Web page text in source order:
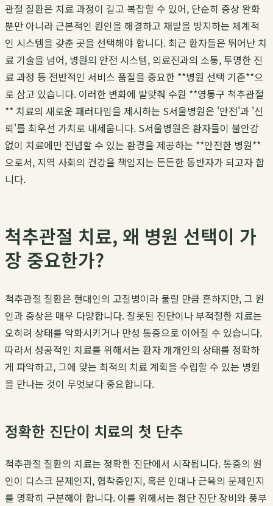
관절 질환은 치료 과정이 길고 복잡할 수 있어, 단순히 증상 완화
뿐만 아니라 근본적인 원인을 해결하고 재발을 방지하는 체계적
인 시스템을 갖춘 곳을 선택해야 합니다. 최근 환자들은 뛰어난 치
료 기술을 넘어, 병원의 안전 시스템, 의료진과의 소통, 투명한 진
료 과정 등 전반적인 서비스 품질을 중요한 **병원 선택 기준**으
로 삼고 있습니다. 이러한 변화에 발맞춰 수원 **영통구 척추관절
** 치료의 새로운 패러다임을 제시하는 S서울병원은 '안전'과 '신
뢰'를 최우선 가치로 내세웁니다. S서울병원은 환자들이 불안감
없이 치료에만 전념할 수 있는 환경을 제공하는 **안전한 병원**
으로서, 지역 사회의 건강을 책임지는 든든한 동반자가 되고자 합
니다.
척추관절 치료, 왜 병원 선택이 가
장 중요한가?
척추관절 질환은 현대인의 고질병이라 불릴 만큼 흔하지만, 그 원
인과 증상은 매우 다양합니다. 잘못된 진단이나 부적절한 치료는
오히려 상태를 악화시키거나 만성 통증으로 이어질 수 있습니다.
따라서 성공적인 치료를 위해서는 환자 개개인의 상태를 정확하
게 파악하고, 그에 맞는 최적의 치료 계획을 수립할 수 있는 병원
을 만나는 것이 무엇보다 중요합니다.
정확한 진단이 치료의 첫 단추
척추관절 질환의 치료는 정확한 진단에서 시작됩니다. 통증의 원
인이 디스크 문제인지, 협착증인지, 혹은 인대나 근육의 문제인지
를 명확히 구분해야 합니다. 이를 위해서는 첨단 진단 장비와 풍부